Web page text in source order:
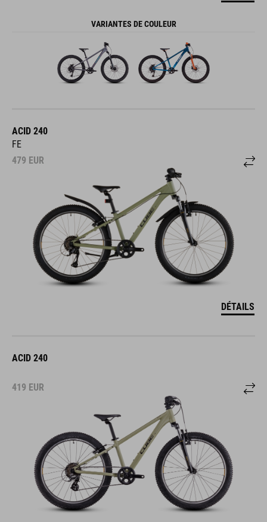
VARIANTES DE COULEUR
ACID 240
FE
479 EUR
DÉTAILS
ACID 240
419 EUR